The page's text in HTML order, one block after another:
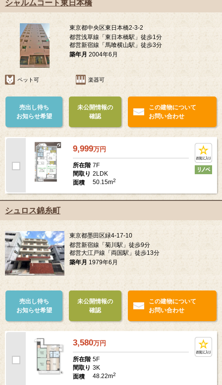
シャルムコート東日本橋
東京都中央区東日本橋2-3-2
都営浅草線「東日本橋駅」徒歩1分
都営新宿線「馬喰横山駅」徒歩3分
築年月 2004年6月
ペット可 楽器可
売出し待ち
お知らせ希望
未公開情報の
確認
この建物について
お問い合わせ
9,999万円
所在階 7F
間取り 2LDK
面積
50.15m2
シュロス錦糸町
東京都墨田区緑4-17-10
都営新宿線「菊川駅」徒歩9分
都営大江戸線「両国駅」徒歩13分
築年月 1979年6月
売出し待ち
お知らせ希望
未公開情報の
確認
この建物について
お問い合わせ
3,580万円
所在階 5F
間取り 3K
面積
48.22m2